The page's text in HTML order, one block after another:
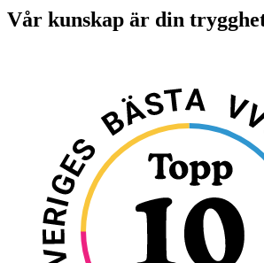
Vår kunskap är din